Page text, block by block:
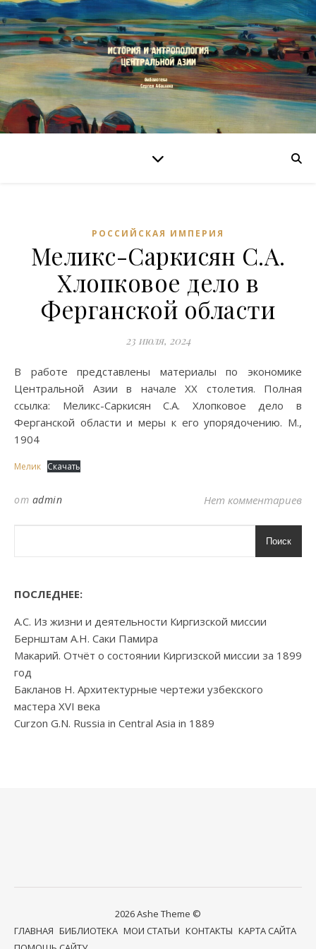
РОССИЙСКАЯ ИМПЕРИЯ
Меликс-Саркисян С.А.
Хлопковое дело в
Ферганской области
23 июля, 2024
В работе представлены материалы по экономике
Центральной Азии в начале XX столетия. Полная
ссылка: Меликс-Саркисян С.А. Хлопковое дело в
Ферганской области и меры к его упорядочению. М.,
1904
Мелик Скачать
от admin Нет комментариев
Поиск
ПОСЛЕДНЕЕ:
А.С. Из жизни и деятельности Киргизской миссии
Бернштам А.Н. Саки Памира
Макарий. Отчёт о состоянии Киргизской миссии за 1899
год
Бакланов Н. Архитектурные чертежи узбекского
мастера XVI века
Curzon G.N. Russia in Central Asia in 1889
2026 Ashe Theme ©
ГЛАВНАЯ БИБЛИОТЕКА МОИ СТАТЬИ КОНТАКТЫ КАРТА САЙТА